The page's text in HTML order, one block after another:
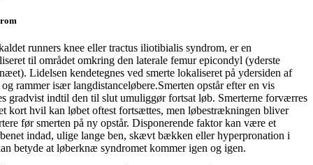
runners knee eller tractus iliotibialis syndrom, er en
til området omkring den laterale femur epicondyl (yderste
Lidelsen kendetegnes ved smerte lokaliseret på ydersiden af
rammer især langdistanceløbere.Smerten opstår efter en vis
gradvist indtil den til slut umuliggør fortsat løb. Smerterne forværres
kort hvil kan løbet oftest fortsættes, men løbestrækningen bliver
før smerten på ny opstår. Disponerende faktor kan være et
indad, ulige lange ben, skævt bækken eller hyperpronation i
betyde at løberknæ syndromet kommer igen og igen.